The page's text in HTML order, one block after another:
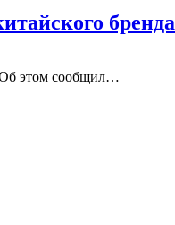
бренда
Об этом сообщил…